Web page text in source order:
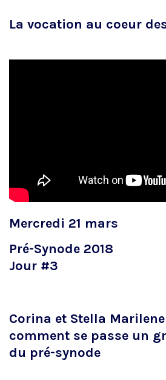
La vocation au coeur
Mercredi 21 mars
Pré-Synode 2018
Jour #3
Corina et Stella
comment se passe un
du pré-synode